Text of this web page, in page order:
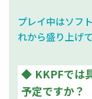
プレイ中はソフ
れから盛り上げ
KKPFでは
予定ですか？